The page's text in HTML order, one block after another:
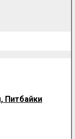
Питбайки